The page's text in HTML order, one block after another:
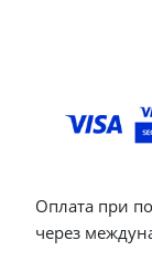
Оплата при
через